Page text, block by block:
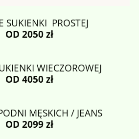
SUKIENKI PROSTEJ
OD 2050 zł
WIECZOROWEJ
OD 4050 zł
MĘSKICH / JEANS
OD 2099 zł